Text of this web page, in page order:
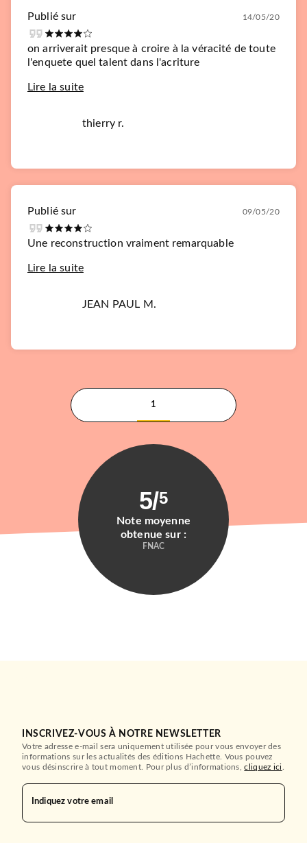
DUNOD
Publié sur 14/05/20
on arriverait presque à croire à la véracité de toute
l'enquete quel talent dans l'acriture
Lire la suite
thierry r.
Publié sur 09/05/20
Une reconstruction vraiment remarquable
Lire la suite
JEAN PAUL M.
1
5/5
Note moyenne
obtenue sur :
FNAC
INSCRIVEZ-VOUS À NOTRE NEWSLETTER
Votre adresse e-mail sera uniquement utilisée pour vous envoyer des
informations sur les actualités des éditions Hachette. Vous pouvez
vous désinscrire à tout moment. Pour plus d’informations,cliquez ici
Indiquez votre email